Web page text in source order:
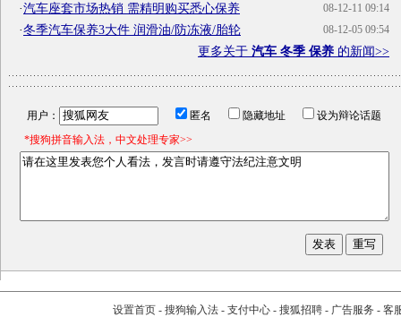
08-12-11 09:14
·汽车座套市场热销 需精明购买悉心保养
08-12-05 09:54
·冬季汽车保养3大件 润滑油/防冻液/胎轮
更多关于 汽车 冬季 保养 的新闻>>
用户： 匿名 隐藏地址
设为辩论话题
*搜狗拼音输入法，中文处理专家>>
设置首页- 搜狗输入法- 支付中心- 搜狐招聘- 广告服务 - 客